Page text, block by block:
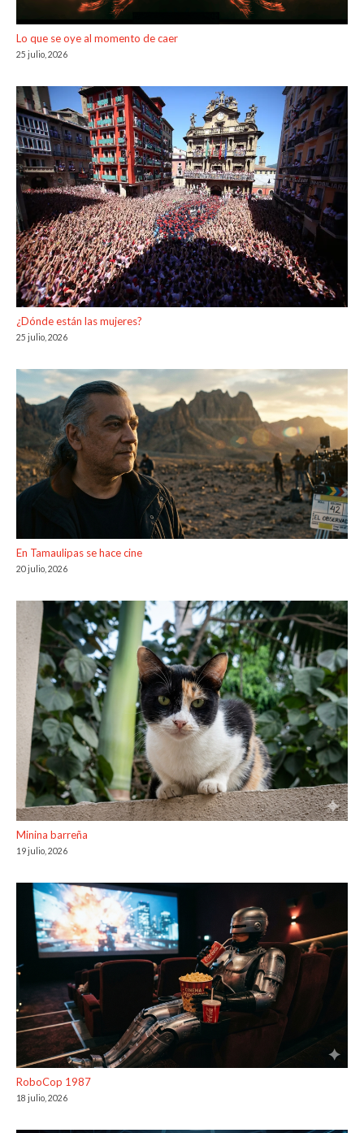
Lo que se oye al momento de caer
25 julio, 2026
¿Dónde están las mujeres?
25 julio, 2026
En Tamaulipas se hace cine
20 julio, 2026
Minina barreña
19 julio, 2026
RoboCop 1987
18 julio, 2026